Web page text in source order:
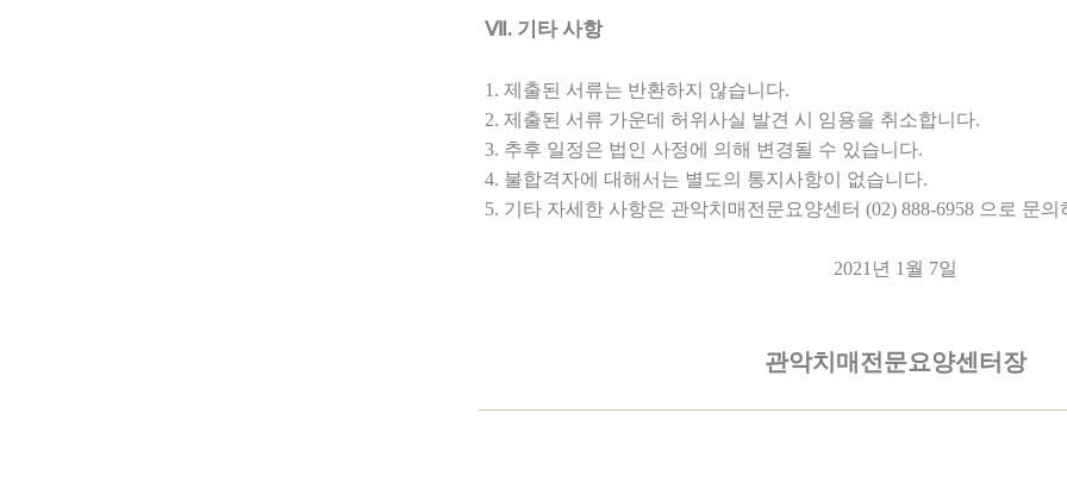
Ⅶ. 기타 사항
1. 제출된 서류는 반환하지 않습니다.
2. 제출된 서류 가운데 허위사실 발견 시 임용을 취소합니다.
3. 추후 일정은 법인 사정에 의해 변경될 수 있습니다.
4. 불합격자에 대해서는 별도의 통지사항이 없습니다.
5. 기타 자세한 사항은 관악치매전문요양센터 (02) 888-6958 으로 문의
2021 년 1 월 7일
관악치매전문요양센터장